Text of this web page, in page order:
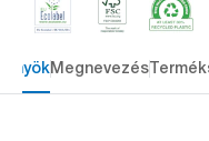
Megnevezés